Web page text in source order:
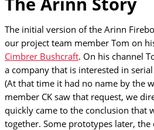
The initial version of the Arinn
our project team member Tom on
Cimbrer Bushcraft. On his channel
a company that is interested in
(At that time it had no name by the
member CK saw that request, we
quickly came to the conclusion that
together. Some prototypes later,